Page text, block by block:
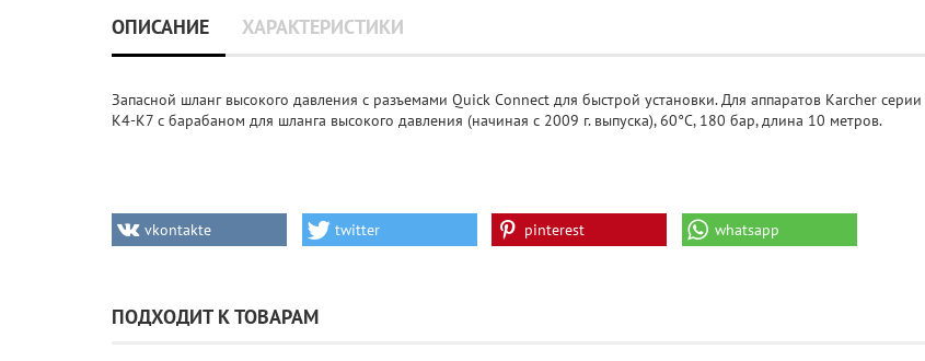
ОПИСАНИЕ ХАРАКТЕРИСТИКИ
Запасной шланг высокого давления с разъемами Quick Connect для быстрой установки. Для аппаратов Karcher серии
K4-K7 с барабаном для шланга высокого давления (начиная с 2009 г. выпуска), 60°C, 180 бар, длина 10 метров.
vkontakte twitter pinterest whatsapp
ПОДХОДИТ К ТОВАРАМ